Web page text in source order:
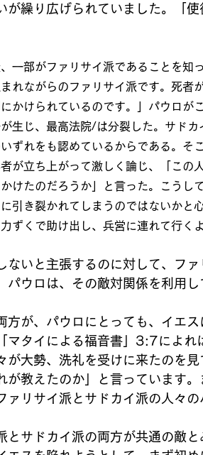
が繰り広げられていました。「
一部がファリサイ派であることを知
れながらのファリサイ派です。死者
かけられているのです。」パウロが
生じ、最高法院/は分裂した。サドカ
ずれをも認めているからである。そ
が立ち上がって激しく論じ、「この
けたのだろうか」と言った。こうし
引き裂かれてしまうのではないかと
ずくで助け出し、兵営に連れて行く
ないと主張するのに対して、フ
ウロは、その敵対関係を利用
が、パウロにとっても、イエス
マタイによる福音書」3:7によれ
大勢、洗礼を受けに来たのを見
が教えたのか」と言っています
ァリサイ派とサドカイ派の人々
サドカイ派の両方が共通の敵と